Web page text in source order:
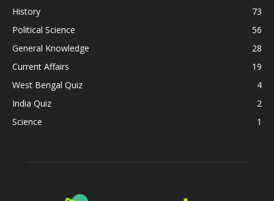
History
73
Political Science
56
General Knowledge
28
Current Affairs
19
West Bengal Quiz
4
India Quiz
2
Science
1